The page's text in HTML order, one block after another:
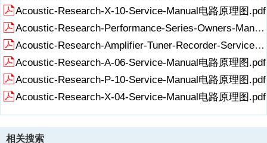
Acoustic-Research-X-10-Service-Manual电路原理图.pdf
Acoustic-Research-Performance-Series-Owners-Manual电路原理图.pdf
Acoustic-Research-Amplifier-Tuner-Recorder-Service-Manual电路原理图.pdf
Acoustic-Research-A-06-Service-Manual电路原理图.pdf
Acoustic-Research-P-10-Service-Manual电路原理图.pdf
Acoustic-Research-X-04-Service-Manual电路原理图.pdf
相关搜索